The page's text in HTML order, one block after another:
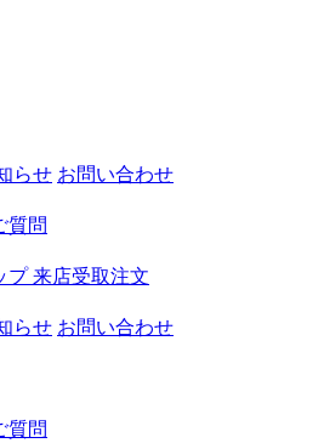
らせ お問い合わせ
質問
プ来店受取注文
らせ お問い合わせ
質問